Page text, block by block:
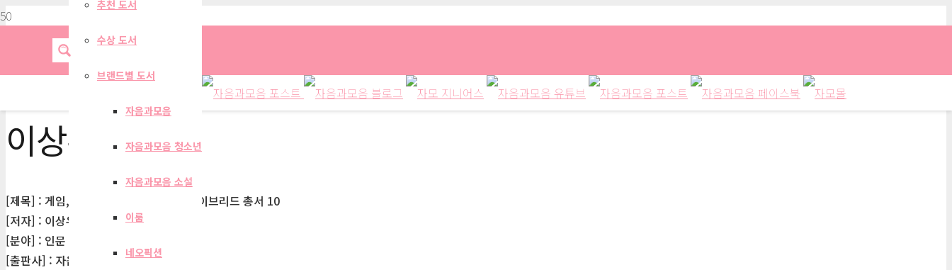
추천 도서
수상 도서
브랜드별 도서
자음과모음
자음과모음 청소년
자음과모음 소설
이룸
네오픽션
이상우
[제목] : 게임, 게이머, 플레이(개정판)-하이브리드 총서 10
[저자] : 이상우
[분야] : 인문
[출판사] : 자음과모음